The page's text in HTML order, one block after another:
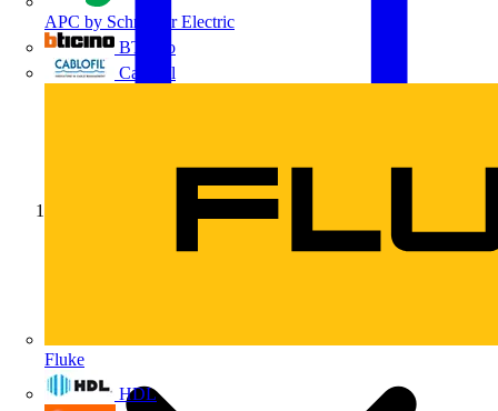
APC by Schneider Electric
BTicino
Cablofil
Fluke
HDL